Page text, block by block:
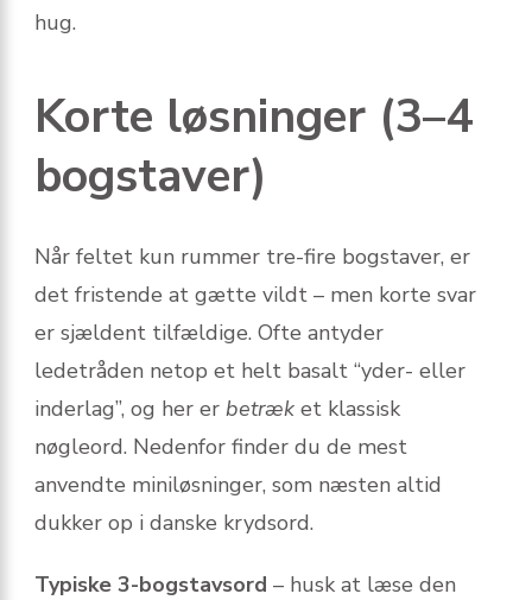
hug.
Korte løsninger (3–4
bogstaver)
Når feltet kun rummer tre-fire bogstaver, er
det fristende at gætte vildt – men korte svar
er sjældent tilfældige. Ofte antyder
ledetråden netop et helt basalt “yder- eller
inderlag”, og her er betræk et klassisk
nøgleord. Nedenfor finder du de mest
anvendte miniløsninger, som næsten altid
dukker op i danske krydsord.
Typiske 3-bogstavsord – husk at læse den